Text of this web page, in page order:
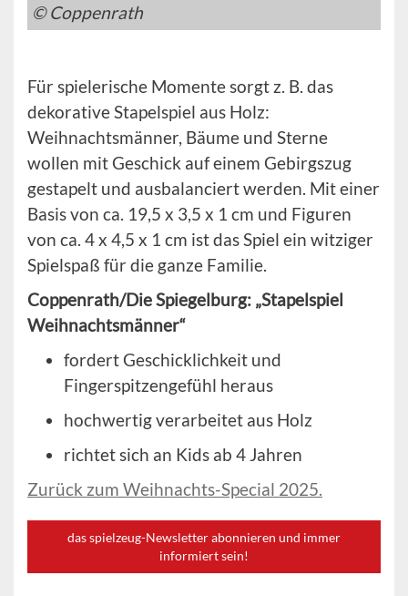
© Coppenrath
Für spielerische Momente sorgt z. B. das
dekorative Stapelspiel aus Holz:
Weihnachtsmänner, Bäume und Sterne
wollen mit Geschick auf einem Gebirgszug
gestapelt und ausbalanciert werden. Mit einer
Basis von ca. 19,5 x 3,5 x 1 cm und Figuren
von ca. 4 x 4,5 x 1 cm ist das Spiel ein witziger
Spielspaß für die ganze Familie.
Coppenrath/Die Spiegelburg: „Stapelspiel
Weihnachtsmänner“
fordert Geschicklichkeit und
Fingerspitzengefühl heraus
hochwertig verarbeitet aus Holz
richtet sich an Kids ab 4 Jahren
Zurück zum Weihnachts-Special 2025.
das spielzeug-Newsletter abonnieren und immer
informiert sein!